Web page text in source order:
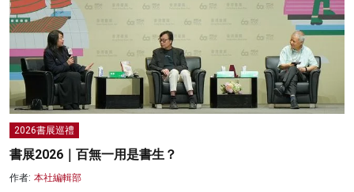
2026書展巡禮
書展2026｜百無一用是書生？
作者: 本社編輯部